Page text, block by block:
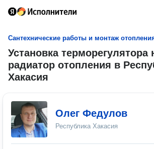
Сантехнические работы и монтаж
Установка терморегулятора
радиатор отопления в
Хакасия
Олег Федулов
Республика Хакасия